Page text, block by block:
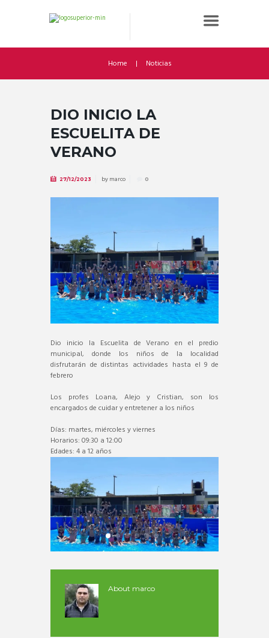
Home Noticias
DIO INICIO LA
ESCUELITA DE
VERANO
27/12/2023 bymarco 0
Dio inicio la Escuelita de Verano en el predio
municipal, donde los niños de la localidad
disfrutarán de distintas actividades hasta el 9 de
febrero
Los profes Loana, Alejo y Cristian, son los
encargados de cuidar y entretener a los niños
Días: martes, miércoles y viernes
Horarios: 09:30 a 12:00
Edades: 4 a 12 años
About marco